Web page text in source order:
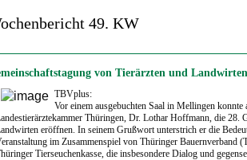
49. KW
von Tierärzten und
TBVplus:
Vor einem ausgebuchten Saal in Mellingen
Thüringen, Dr. Lothar Hoffmann, die 28.
eröffnen. In seinem Grußwort unterstrich er die
im Zusammenspiel von Thüringer Bauernverband
Tierseuchenkasse, die insbesondere Dialog und